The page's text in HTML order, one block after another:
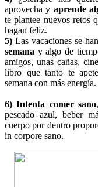
aprovecha y aprende
te plantee nuevos retos
hagan feliz.
5) Las vacaciones se
semana y algo de
amigos, unas cañas,
libro que tanto te
semana con más energía.
6) Intenta comer sano
pescado azul, beber
cuerpo por dentro
in corpore sano.